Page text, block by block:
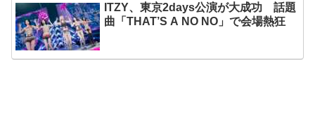
ITZY、東京2days公演が大成功 話題
曲「THAT’S A NO NO」で会場熱狂